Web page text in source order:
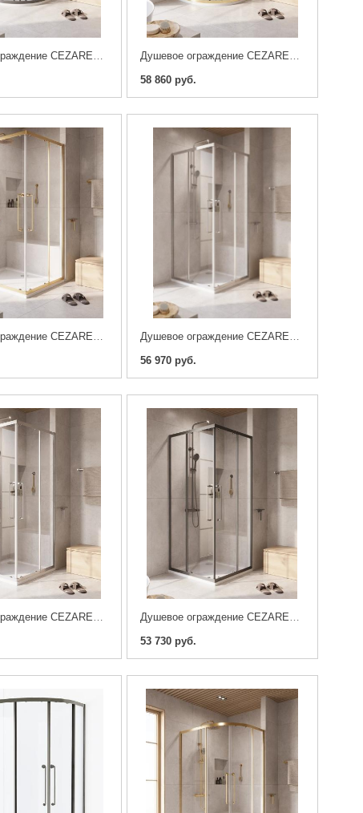
Душевое ограждение CEZARES RELAX-304-R-2-100-C-GM , оружейная сталь
Душевое ограждение CEZARES RELAX-304-R-2-100-C-BORO, брашированное золото
58 860 руб.
Душевое ограждение CEZARES RELAX-304-AH-2-120/90-C-BORO , брашированное золото
Душевое ограждение CEZARES RELAX-304-A-2-100-C-CR , хром
56 970 руб.
Душевое ограждение CEZARES RELAX-304-A-2-90-C-CR, хром
Душевое ограждение CEZARES RELAX-304-A-2-80-C-GM, оружейная сталь
53 730 руб.